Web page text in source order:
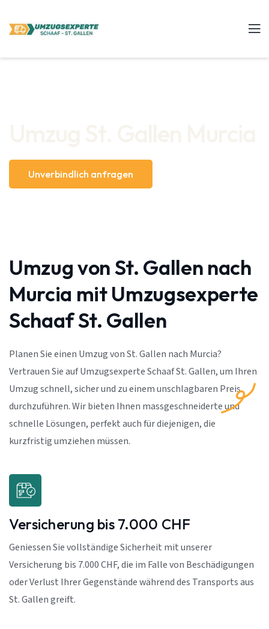
Unverbindlich anfragen
Umzug von St. Gallen nach
Murcia mit Umzugsexperte
Schaaf St. Gallen
Planen Sie einen Umzug von St. Gallen nach Murcia?
Vertrauen Sie auf Umzugsexperte Schaaf St. Gallen, um Ihren
Umzug schnell, sicher und zu einem unschlagbaren Preis
durchzuführen. Wir bieten Ihnen massgeschneiderte und
schnelle Lösungen, perfekt auch für diejenigen, die
kurzfristig umziehen müssen.
Versicherung bis 7.000 CHF
Geniessen Sie vollständige Sicherheit mit unserer
Versicherung bis 7.000 CHF, die im Falle von Beschädigungen
oder Verlust Ihrer Gegenstände während des Transports aus
St. Gallen greift.